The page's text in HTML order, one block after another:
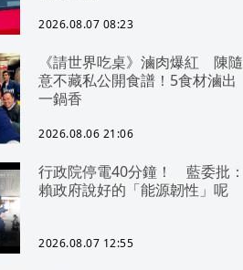
2026.08.07 08:23
《請世界吃桌》滷肉爆紅 陳隨
意不藏私公開食譜！5食材滷出
一鍋香
2026.08.06 21:06
行政院停電40分鐘！ 藍委批：
賴政府說好的「能源韌性」呢
2026.08.07 12:55